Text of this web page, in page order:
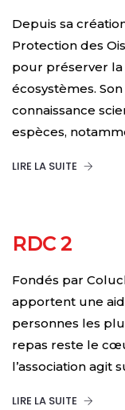
Depuis sa
Protection des
pour préserver
écosystèmes.
connaissance
espèces,
LIRE LA SUITE
RDC 2
Fondés par
apportent une
personnes les
repas reste le
l’association agit
LIRE LA SUITE